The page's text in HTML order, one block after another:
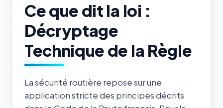
Ce que dit la loi :
Décryptage
Technique de la Règle
La sécurité routière repose sur une
application stricte des principes décrits